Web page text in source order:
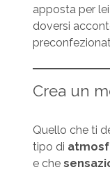
apposta per
doversi
Crea un
Quello che ti
tipo di
e che